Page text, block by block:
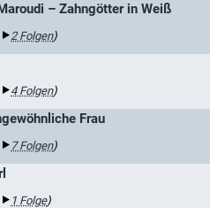
– Zahngötter in Weiß
2 Folgen)
4 Folgen)
Frau
7 Folgen)
1 Folge)